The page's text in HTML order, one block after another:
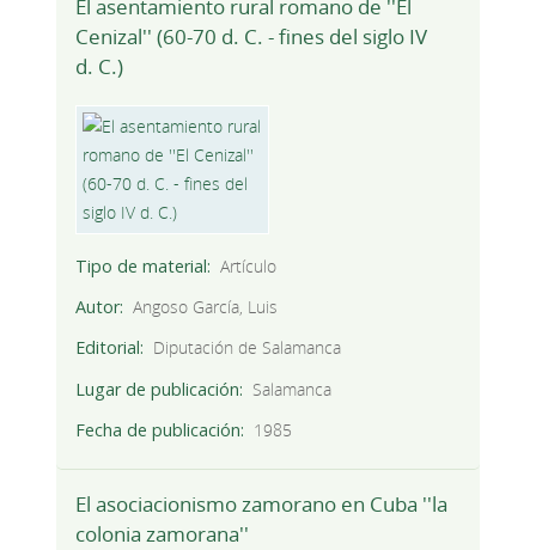
El asentamiento rural romano de ''El
Cenizal'' (60-70 d. C. - fines del siglo IV
d. C.)
Tipo de material
Artículo
Autor
Angoso García, Luis
Editorial
Diputación de Salamanca
Lugar de publicación
Salamanca
Fecha de publicación
1985
El asociacionismo zamorano en Cuba ''la
colonia zamorana''